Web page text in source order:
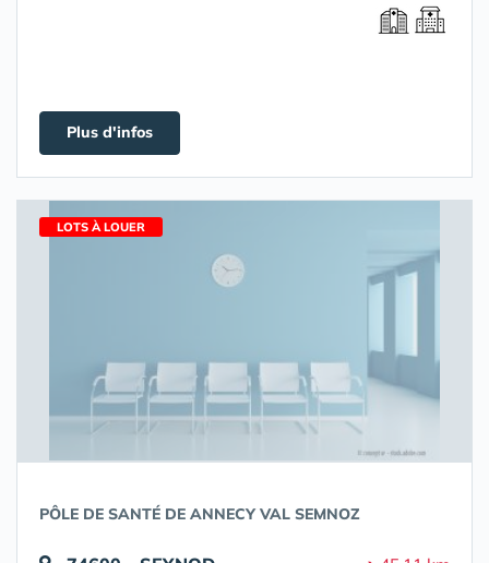
Plus d'infos
LOTS À LOUER
PÔLE DE SANTÉ DE ANNECY VAL SEMNOZ